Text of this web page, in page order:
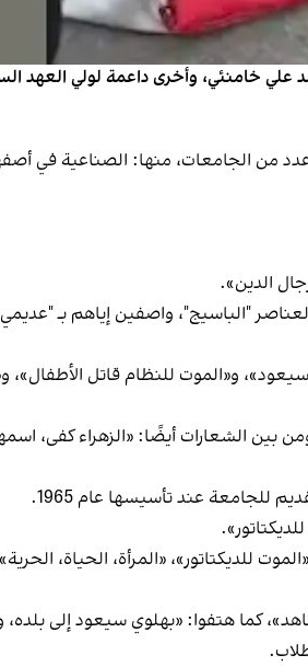
علي خامنئي، وأخرى داعمة لولي العهد
فقد اندلعت احتجاجات، يوم الاثنين 23 فبراير (شباط) في عدد من الجامعات،
الدين».
"الباسيج"، واصفين إياهم بـ
و«الموت للنظام قاتل الأطفال»،
بين الشعارات أيضًا: «الزهراء كفى،
للجامعة عند تأسيسها عام 1965.
«المرأة، الحياة،
كما هتفوا: «بهلوي سيعود إلى